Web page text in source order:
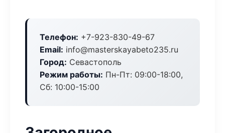
Телефон: +7-923-830-49-67
Email: info@masterskayabeto235.ru
Город: Севастополь
Режим работы: Пн-Пт: 09:00-18:00,
Сб: 10:00-15:00